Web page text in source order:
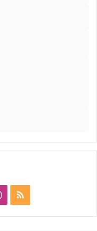
Instagram
RSS